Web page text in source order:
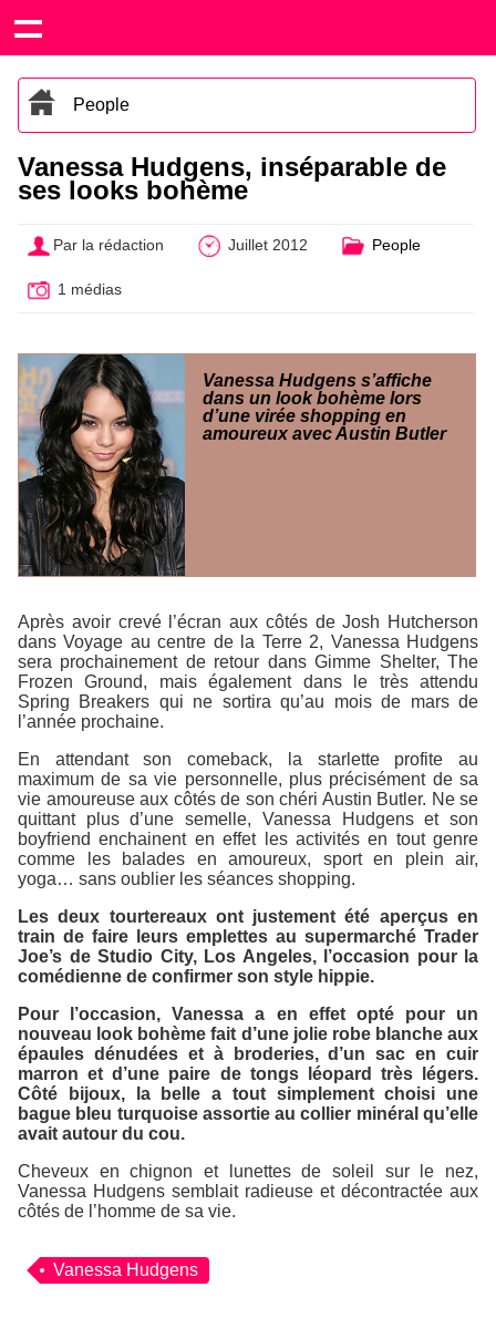
People
Vanessa Hudgens, inséparable de
ses looks bohème
Par la rédaction Juillet 2012 People
1 médias
Vanessa Hudgens s’affiche
dans un look bohème lors
d’une virée shopping en
amoureux avec Austin Butler
Après avoir crevé l’écran aux côtés de Josh Hutcherson
dansVoyage au centre de la Terre 2, Vanessa Hudgens
sera prochainement de retour dansGimme Shelter,The
Frozen Ground, mais également dans le très attendu
Spring Breakers qui ne sortira qu’au mois de mars de
l’année prochaine.
En attendant son comeback, la starlette profite au
maximum de sa vie personnelle, plus précisément de sa
vie amoureuse aux côtés de son chéri Austin Butler. Ne se
quittant plus d’une semelle, Vanessa Hudgens et son
boyfriend enchainent en effet les activités en tout genre
comme les balades en amoureux, sport en plein air,
yoga… sans oublier les séances shopping.
Les deux tourtereaux ont justement été aperçus en
train de faire leurs emplettes au supermarché Trader
Joe’s de Studio City, Los Angeles, l’occasion pour la
comédienne de confirmer son style hippie.
Pour l’occasion, Vanessa a en effet opté pour un
nouveau look bohème fait d’une jolie robe blanche aux
épaules dénudées et à broderies, d’un sac en cuir
marron et d’une paire de tongs léopard très légers.
Côté bijoux, la belle a tout simplement choisi une
bague bleu turquoise assortie au collier minéral qu’elle
avait autour du cou.
Cheveux en chignon et lunettes de soleil sur le nez,
Vanessa Hudgens semblait radieuse et décontractée aux
côtés de l’homme de sa vie.
Vanessa Hudgens